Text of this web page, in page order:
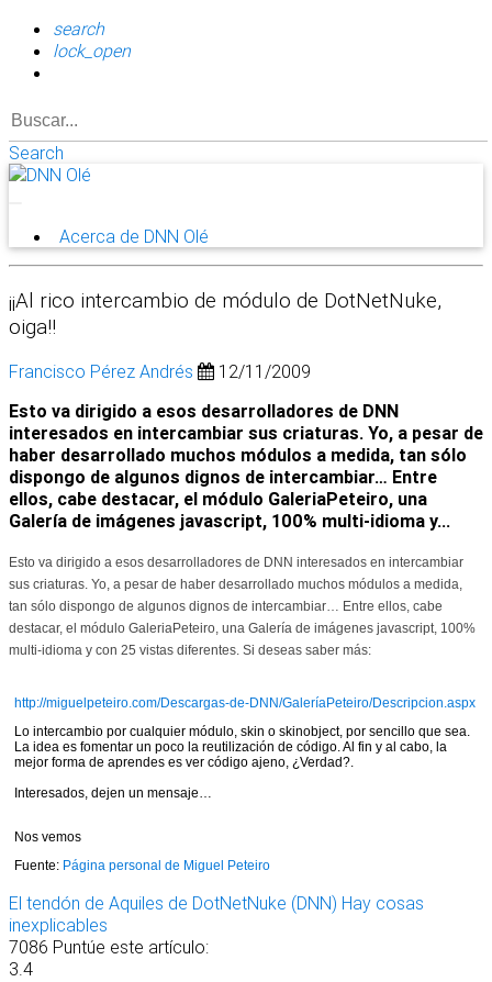
search
lock_open
Search
Acerca de DNN Olé
¡¡Al rico intercambio de módulo de DotNetNuke,
oiga!!
Francisco Pérez Andrés
12/11/2009
Esto va dirigido a esos desarrolladores de DNN
interesados en intercambiar sus criaturas. Yo, a pesar de
haber desarrollado muchos módulos a medida, tan sólo
dispongo de algunos dignos de intercambiar… Entre
ellos, cabe destacar, el módulo GaleriaPeteiro, una
Galería de imágenes javascript, 100% multi-idioma y...
Esto va dirigido a esos desarrolladores de DNN interesados en intercambiar
sus criaturas. Yo, a pesar de haber desarrollado muchos módulos a medida,
tan sólo dispongo de algunos dignos de intercambiar… Entre ellos, cabe
destacar, el módulo GaleriaPeteiro, una Galería de imágenes javascript, 100%
multi-idioma y con 25 vistas diferentes. Si deseas saber más:
http://miguelpeteiro.com/Descargas-de-DNN/GaleríaPeteiro/Descripcion.aspx
Lo intercambio por cualquier módulo, skin o skinobject, por sencillo que sea.
La idea es fomentar un poco la reutilización de código. Al fin y al cabo, la
mejor forma de aprendes es ver código ajeno, ¿Verdad?.
Interesados, dejen un mensaje…
Nos vemos
Fuente: Página personal de Miguel Peteiro
El tendón de Aquiles de DotNetNuke (DNN) Hay cosas
inexplicables
7086 Puntúe este artículo:
3.4